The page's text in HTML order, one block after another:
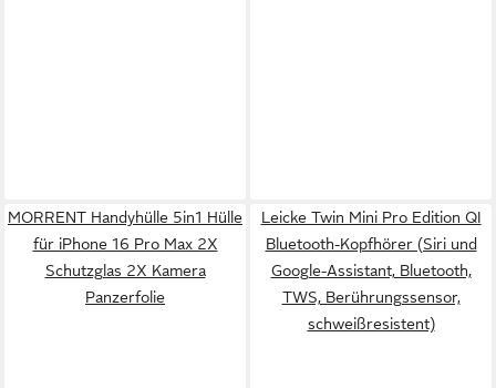
MORRENT Handyhülle 5in1 Hülle
für iPhone 16 Pro Max 2X
Schutzglas 2X Kamera
Panzerfolie
Leicke Twin Mini Pro Edition QI
Bluetooth-Kopfhörer (Siri und
Google-Assistant, Bluetooth,
TWS, Berührungssensor,
schweißresistent)